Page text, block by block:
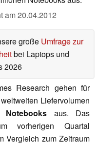
am20.04.2012
große Umfrage zur
bei Laptops und
2026
Research gehen für
Liefervolumen
aus. Das
vorherigen Quartal
Vergleich zum Zeitraum